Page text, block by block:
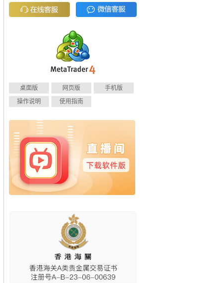
桌面版 网页版
手机版
操作说明
使用指南